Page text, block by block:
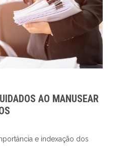
AO MANUSEAR
e indexação dos